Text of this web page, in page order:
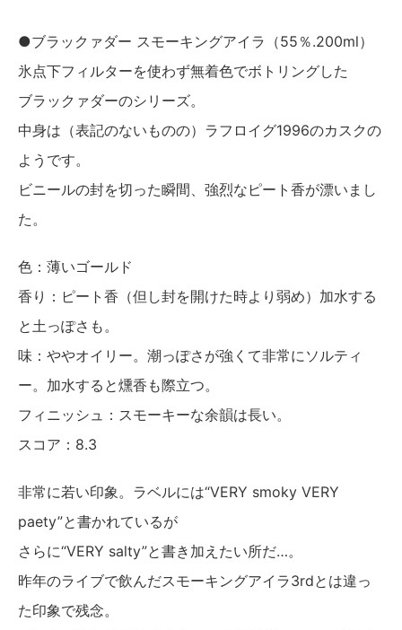
●ブラックァダー スモーキングアイラ（55％.200ml）
氷点下フィルターを使わず無着色でボトリングした
ブラックァダーのシリーズ。
中身は（表記のないものの）ラフロイグ1996のカスクの
ようです。
ビニールの封を切った瞬間、強烈なピート香が漂いまし
た。
色：薄いゴールド
香り：ピート香（但し封を開けた時より弱め）加水する
と土っぽさも。
味：ややオイリー。潮っぽさが強くて非常にソルティ
ー。加水すると燻香も際立つ。
フィニッシュ：スモーキーな余韻は長い。
スコア：8.3
非常に若い印象。ラベルには“VERY smoky VERY
paety”と書かれているが
さらに“VERY salty”と書き加えたい所だ…。
昨年のライブで飲んだスモーキングアイラ3rdとは違っ
た印象で残念。